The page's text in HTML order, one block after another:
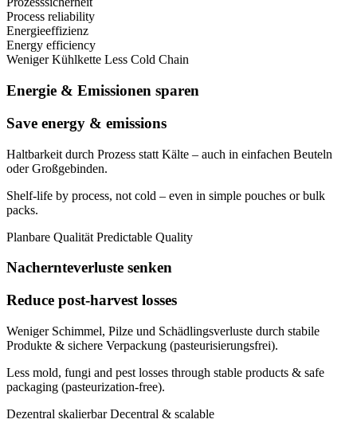
Process reliability
Energieeffizienz
Energy efficiency
Weniger Kühlkette Less Cold Chain
Energie & Emissionen sparen
Save energy & emissions
Haltbarkeit durch Prozess statt Kälte – auch in einfachen Beuteln
oder Großgebinden.
Shelf-life by process, not cold – even in simple pouches or bulk
packs.
Planbare Qualität Predictable Quality
Nachernteverluste senken
Reduce post-harvest losses
Weniger Schimmel, Pilze und Schädlingsverluste durch stabile
Produkte & sichere Verpackung (pasteurisierungsfrei).
Less mold, fungi and pest losses through stable products & safe
packaging (pasteurization-free).
Dezentral skalierbar Decentral & scalable